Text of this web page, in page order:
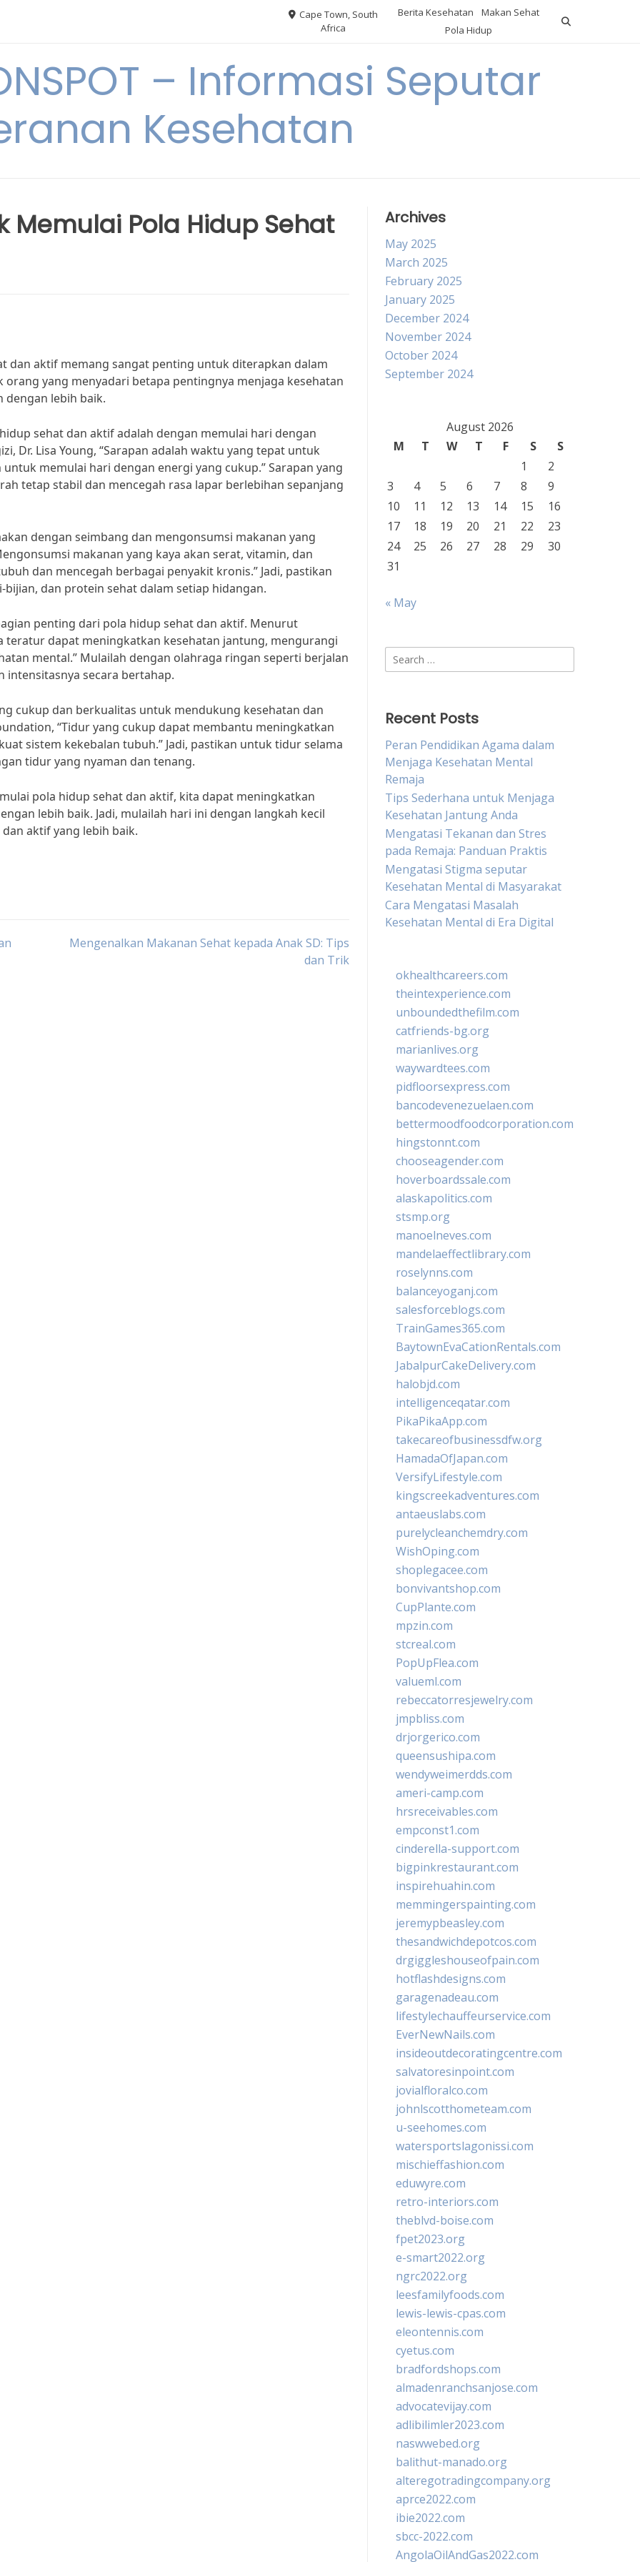
Cape Town, South
Africa
Berita Kesehatan
Makan Sehat
Pola Hidup
– Informasi Seputar
Kesehatan
Memulai Pola Hidup Sehat
dan aktif memang sangat penting untuk diterapkan dalam
yang menyadari betapa pentingnya menjaga kesehatan
dengan lebih baik.
sehat dan aktif adalah dengan memulai hari dengan
Dr. Lisa Young, “Sarapan adalah waktu yang tepat untuk
memulai hari dengan energi yang cukup.” Sarapan yang
tetap stabil dan mencegah rasa lapar berlebihan sepanjang
dengan seimbang dan mengonsumsi makanan yang
makanan yang kaya akan serat, vitamin, dan
dan mencegah berbagai penyakit kronis.” Jadi, pastikan
dan protein sehat dalam setiap hidangan.
penting dari pola hidup sehat dan aktif. Menurut
teratur dapat meningkatkan kesehatan jantung, mengurangi
mental.” Mulailah dengan olahraga ringan seperti berjalan
intensitasnya secara bertahap.
cukup dan berkualitas untuk mendukung kesehatan dan
“Tidur yang cukup dapat membantu meningkatkan
sistem kekebalan tubuh.” Jadi, pastikan untuk tidur selama
tidur yang nyaman dan tenang.
pola hidup sehat dan aktif, kita dapat meningkatkan
lebih baik. Jadi, mulailah hari ini dengan langkah kecil
aktif yang lebih baik.
Mengenalkan Makanan Sehat kepada Anak SD: Tips
dan Trik
Archives
May 2025
March 2025
February 2025
January 2025
December 2024
November 2024
October 2024
September 2024
August 2026
M
T W T F S
S
1
2
3
4 5 6 7 8
9
10
11 12 13 14 15
16
17
18 19 20 21 22
23
24
25 26 27 28 29
30
31
« May
Search
for:
Recent Posts
Peran Pendidikan Agama dalam
Menjaga Kesehatan Mental
Remaja
Tips Sederhana untuk Menjaga
Kesehatan Jantung Anda
Mengatasi Tekanan dan Stres
pada Remaja: Panduan Praktis
Mengatasi Stigma seputar
Kesehatan Mental di Masyarakat
Cara Mengatasi Masalah
Kesehatan Mental di Era Digital
okhealthcareers.com
theintexperience.com
unboundedthefilm.com
catfriends-bg.org
marianlives.org
waywardtees.com
pidfloorsexpress.com
bancodevenezuelaen.com
bettermoodfoodcorporation.com
hingstonnt.com
chooseagender.com
hoverboardssale.com
alaskapolitics.com
stsmp.org
manoelneves.com
mandelaeffectlibrary.com
roselynns.com
balanceyoganj.com
salesforceblogs.com
TrainGames365.com
BaytownEvaCationRentals.com
JabalpurCakeDelivery.com
halobjd.com
intelligenceqatar.com
PikaPikaApp.com
takecareofbusinessdfw.org
HamadaOfJapan.com
VersifyLifestyle.com
kingscreekadventures.com
antaeuslabs.com
purelycleanchemdry.com
WishOping.com
shoplegacee.com
bonvivantshop.com
CupPlante.com
mpzin.com
stcreal.com
PopUpFlea.com
valueml.com
rebeccatorresjewelry.com
jmpbliss.com
drjorgerico.com
queensushipa.com
wendyweimerdds.com
ameri-camp.com
hrsreceivables.com
empconst1.com
cinderella-support.com
bigpinkrestaurant.com
inspirehuahin.com
memmingerspainting.com
jeremypbeasley.com
thesandwichdepotcos.com
drgiggleshouseofpain.com
hotflashdesigns.com
garagenadeau.com
lifestylechauffeurservice.com
EverNewNails.com
insideoutdecoratingcentre.com
salvatoresinpoint.com
jovialfloralco.com
johnlscotthometeam.com
u-seehomes.com
watersportslagonissi.com
mischieffashion.com
eduwyre.com
retro-interiors.com
theblvd-boise.com
fpet2023.org
e-smart2022.org
ngrc2022.org
leesfamilyfoods.com
lewis-lewis-cpas.com
eleontennis.com
cyetus.com
bradfordshops.com
almadenranchsanjose.com
advocatevijay.com
adlibilimler2023.com
naswwebed.org
balithut-manado.org
alteregotradingcompany.org
aprce2022.com
ibie2022.com
sbcc-2022.com
AngolaOilAndGas2022.com